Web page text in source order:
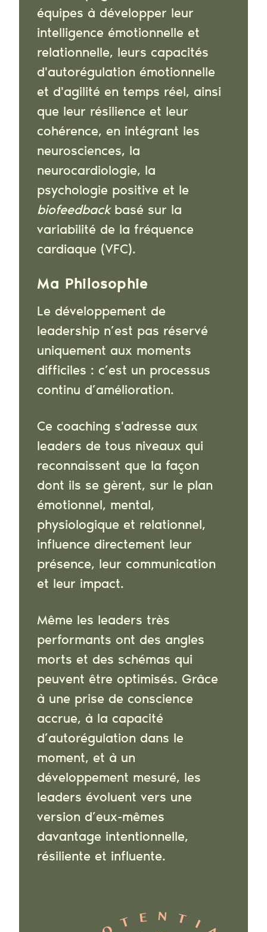
équipes à développer leur
intelligence émotionnelle et
relationnelle, leurs capacités
d'autorégulation émotionnelle
et d'agilité en temps réel, ainsi
que leur résilience et leur
cohérence, en intégrant les
neurosciences, la
neurocardiologie, la
psychologie positive et le
biofeedbackbasé sur la
variabilité de la fréquence
cardiaque (VFC).
Ma Philosophie
Le développement de
leadership n’est pas réservé
uniquement aux moments
difficiles : c’est un processus
continu d’amélioration.
Ce coaching s'adresse aux
leaders de tous niveaux qui
reconnaissent que la façon
dont ils se gèrent, sur le plan
émotionnel, mental,
physiologique et relationnel,
influence directement leur
présence, leur communication
et leur impact.
Même les leaders très
performants ont des angles
morts et des schémas qui
peuvent être optimisés. Grâce
à une prise de conscience
accrue, à la capacité
d’autorégulation dans le
moment, et à un
développement mesuré, les
leaders évoluent vers une
version d’eux-mêmes
davantage intentionnelle,
résiliente et influente.